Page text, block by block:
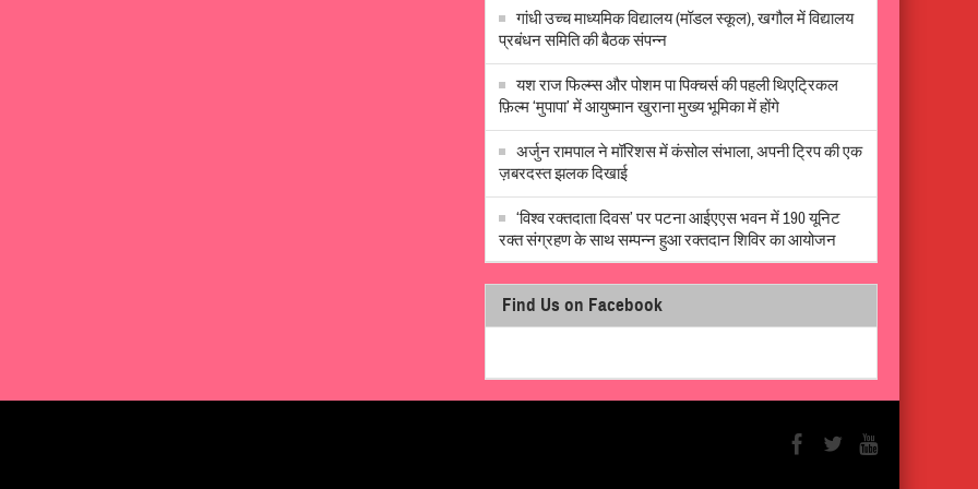
गांधी उच्च माध्यमिक विद्यालय (मॉडल स्कूल), खगौल में विद्यालय
प्रबंधन समिति की बैठक संपन्न
यश राज फिल्म्स और पोशम पा पिक्चर्स की पहली थिएट्रिकल
फ़िल्म ‘मुपापा’ में आयुष्मान खुराना मुख्य भूमिका में होंगे
अर्जुन रामपाल ने मॉरिशस में कंसोल संभाला, अपनी ट्रिप की एक
ज़बरदस्त झलक दिखाई
‘विश्व रक्तदाता दिवस’ पर पटना आईएएस भवन में 190 यूनिट
रक्त संग्रहण के साथ सम्पन्न हुआ रक्तदान शिविर का आयोजन
Find Us on Facebook